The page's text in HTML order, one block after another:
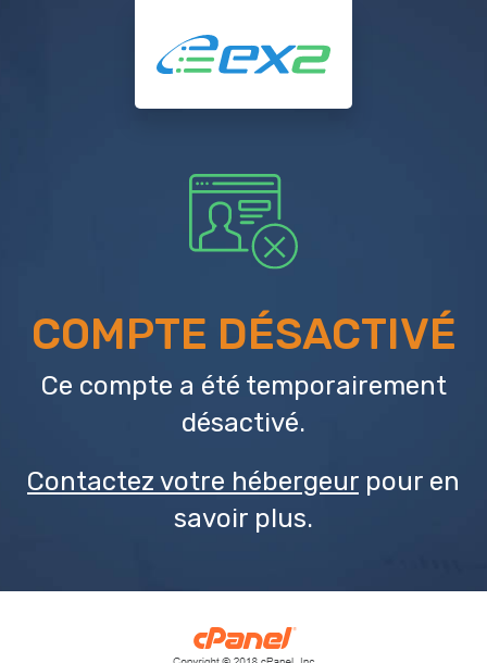
COMPTE DÉSACTIVÉ
Ce compte a été temporairement
désactivé.
Contactez votre hébergeur pour en
savoir plus.